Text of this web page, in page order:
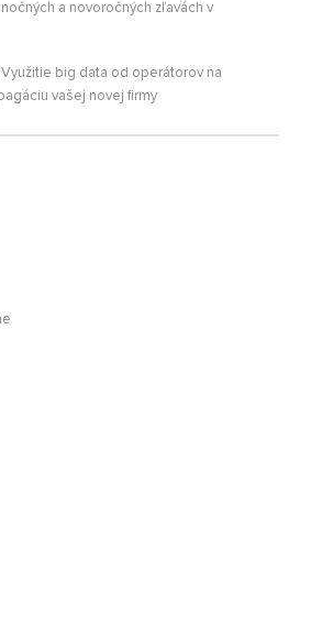
a novoročných zľavách v
big data od operátorov na
vašej novej firmy